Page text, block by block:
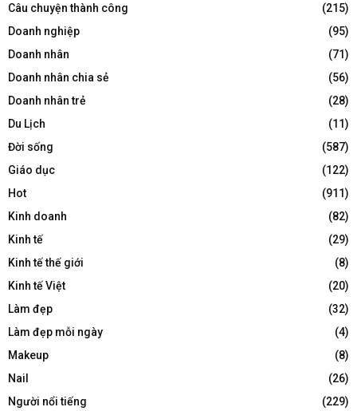
Câu chuyện thành công
(215)
Doanh nghiệp
(95)
Doanh nhân
(71)
Doanh nhân chia sẻ
(56)
Doanh nhân trẻ
(28)
Du Lịch
(11)
Đời sống
(587)
Giáo dục
(122)
Hot
(911)
Kinh doanh
(82)
Kinh tế
(29)
Kinh tế thế giới
(8)
Kinh tế Việt
(20)
Làm đẹp
(32)
Làm đẹp mỗi ngày
(4)
Makeup
(8)
Nail
(26)
Người nổi tiếng
(229)